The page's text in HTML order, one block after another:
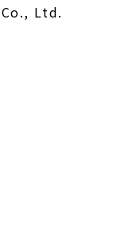
Ltd.